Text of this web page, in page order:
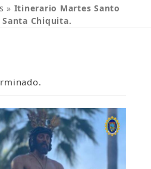
» Itinerario Martes Santo
Santa Chiquita.